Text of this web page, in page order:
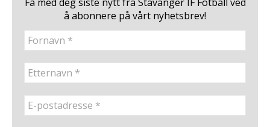
å abonnere på vårt nyhetsbrev!